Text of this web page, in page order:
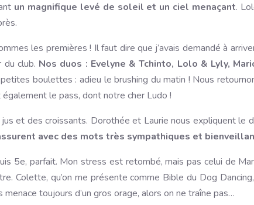
un magnifique levé de soleil et un ciel menaçant.
les premières ! Il faut dire que j’avais demandé à
club. Nos duos : Evelyne & Tchinto, Lolo & Lyly,
boulettes : adieu le brushing du matin ! Nous
le pass, dont notre cher Ludo !
et des croissants. Dorothée et Laurie nous expliquent le
avec des mots très sympathiques et
5e, parfait. Mon stress est retombé, mais pas celui de
Colette, qu’on me présente comme Bible du Dog
toujours d’un gros orage, alors on ne traîne pas…